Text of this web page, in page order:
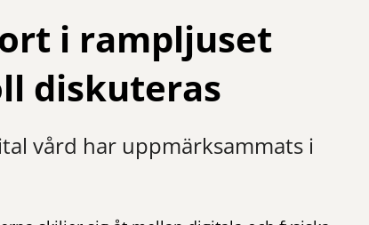
i rampljuset
diskuteras
vård har uppmärksammats i